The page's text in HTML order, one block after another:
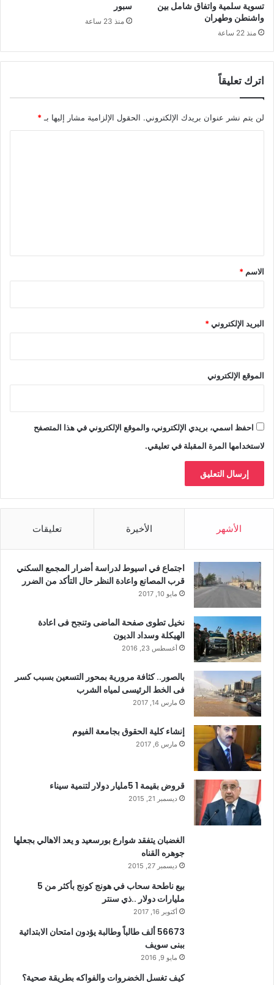
تسوية سلمية واتفاق شامل بين
واشنطن وطهران
منذ 22 ساعة
سبور
منذ 23 ساعة
اترك تعليقاً
لن يتم نشر عنوان بريدك الإلكتروني. الحقول الإلزامية مشار إليها بـ*
*
الاسم *
البريد الإلكتروني*
الموقع الإلكتروني
احفظ اسمي، بريدي الإلكتروني، والموقع الإلكتروني في هذا المتصفح
لاستخدامها المرة المقبلة في تعليقي.
الأشهر الأخيرة تعليقات
اجتماع في اسيوط لدراسة أضرار المجمع السكني
قرب المصانع واعادة النظر حال التأكد من الضرر
مايو 10, 2017
نخيل تطوى صفحة الماضى وتنجح فى اعادة
الهيكلة وسداد الديون
أغسطس 23, 2016
بالصور.. كثافة مرورية بمحور التسعين بسبب كسر
فى الخط الرئيسى لمياه الشرب
مارس 14, 2017
إنشاء كلية الحقوق بجامعة الفيوم
مارس 6, 2017
قروض بقيمة 1 5مليار دولار لتنمية سيناء
ديسمبر 21, 2015
الغضبان يتفقد شوارع بورسعيد و يعد الاهالي بجعلها
جوهره القناه
ديسمبر 27, 2015
بيع ناطحة سحاب في هونج كونج بأكثر من 5
مليارات دولار ..ذي سنتر
أكتوبر 16, 2017
56673 ألف طالباً وطالبة يؤدون امتحان الابتدائية
ببنى سويف
مايو 9, 2016
كيف تغسل الخضروات والفواكه بطريقة صحية؟